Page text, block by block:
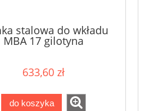
stalowa do wkładu
MBA 17 gilotyna
633,60 zł
do koszyka